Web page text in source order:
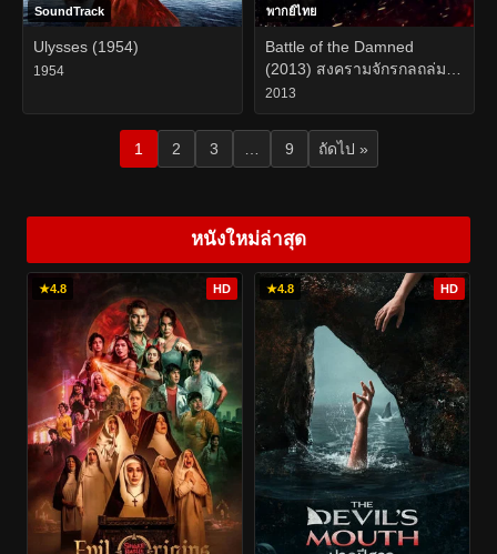
SoundTrack
Ulysses (1954)
1954
พากย์ไทย
Battle of the Damned
(2013) สงครามจักรกลถล่ม
กองทัพซอมบี้
2013
1 2 3 9 ถัดไป »
หนังใหม่ล่าสุด
★4.8 HD ★4.8 HD